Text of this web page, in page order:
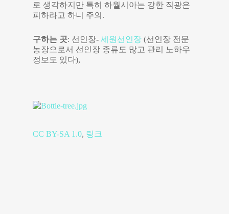
로 생각하지만 특히 하월시아는 강한 직광은
피하라고 하니 주의.
구하는 곳: 선인장-세원선인장 (선인장 전문
농장으로서 선인장 종류도 많고 관리 노하우
정보도 있다),
CC BY-SA 1.0, 링크